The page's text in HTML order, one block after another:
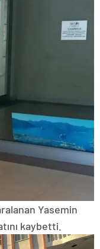
Yasemin
kaybetti.